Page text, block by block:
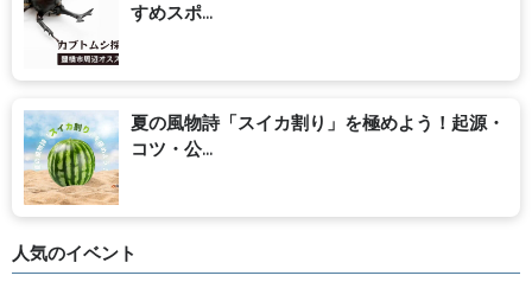
すめスポ...
夏の風物詩「スイカ割り」を極めよう！起源・
コツ・公...
人気のイベント